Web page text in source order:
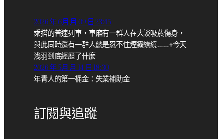
2026 年 6月 月 09 日 23:45
乘搭的普速列車，車廂有一群人在大談吸菸傷身，
與此同時還有一群人總是忍不住煙霧繚繞……#今天
浅羽到底經歷了什麼
2026 年 5月 月 14 日 18:30
年青人的第一桶金：失業補助金
訂閱與追蹤